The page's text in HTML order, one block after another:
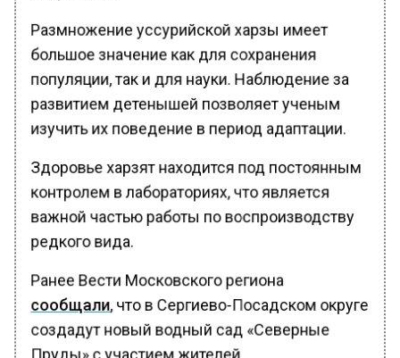
Размножение уссурийской харзы имеет
большое значение как для сохранения
популяции, так и для науки. Наблюдение за
развитием детенышей позволяет ученым
изучить их поведение в период адаптации.
Здоровье харзят находится под постоянным
контролем в лабораториях, что является
важной частью работы по воспроизводству
редкого вида.
Ранее Вести Московского региона
сообщали, что в Сергиево-Посадском округе
создадут новый водный сад «Северные